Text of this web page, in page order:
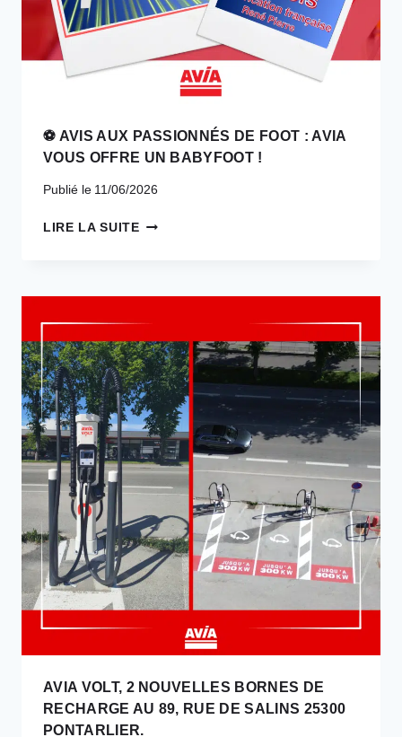
⚽ AVIS AUX PASSIONNÉS DE FOOT : AVIA
VOUS OFFRE UN BABYFOOT !
Publié le 11/06/2026
LIRE LA SUITE⚽
DE
AVIA
VOUS
OFFRE
UN
BABYFOOT
!
AVIA VOLT, 2 NOUVELLES BORNES DE
RECHARGE AU 89, RUE DE SALINS 25300
PONTARLIER.